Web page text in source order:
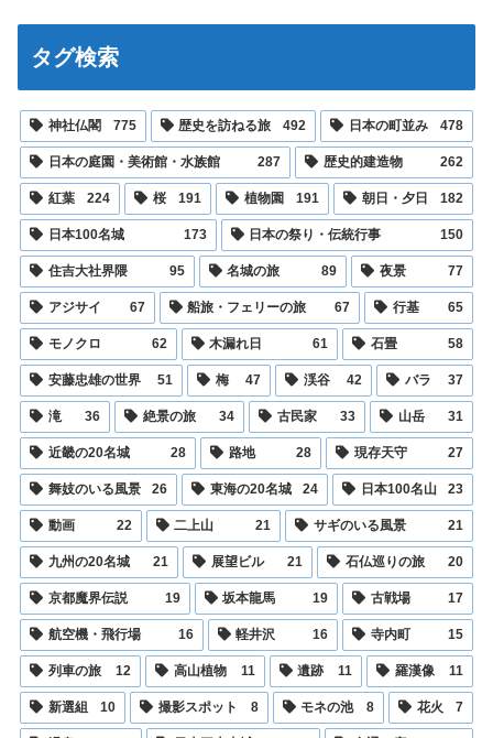
タグ検索
神社仏閣 775 歴史を訪ねる旅 492 日本の町並み 478
日本の庭園・美術館・水族館 287 歴史的建造物 262
紅葉 224 桜 191 植物園 191 朝日・夕日 182
日本100名城 173 日本の祭り・伝統行事 150
住吉大社界隈 95 名城の旅 89 夜景 77
アジサイ 67 船旅・フェリーの旅 67 行基 65
モノクロ 62 木漏れ日 61 石畳 58
安藤忠雄の世界 51 梅 47 渓谷 42 バラ 37
滝 36 絶景の旅 34 古民家 33 山岳 31
近畿の20名城 28 路地 28 現存天守 27
舞妓のいる風景 26 東海の20名城 24 日本100名山 23
動画 22 二上山 21 サギのいる風景 21
九州の20名城 21 展望ビル 21 石仏巡りの旅 20
京都魔界伝説 19 坂本龍馬 19 古戦場 17
航空機・飛行場 16 軽井沢 16 寺内町 15
列車の旅 12 高山植物 11 遺跡 11 羅漢像 11
新選組 10 撮影スポット 8 モネの池 8 花火 7